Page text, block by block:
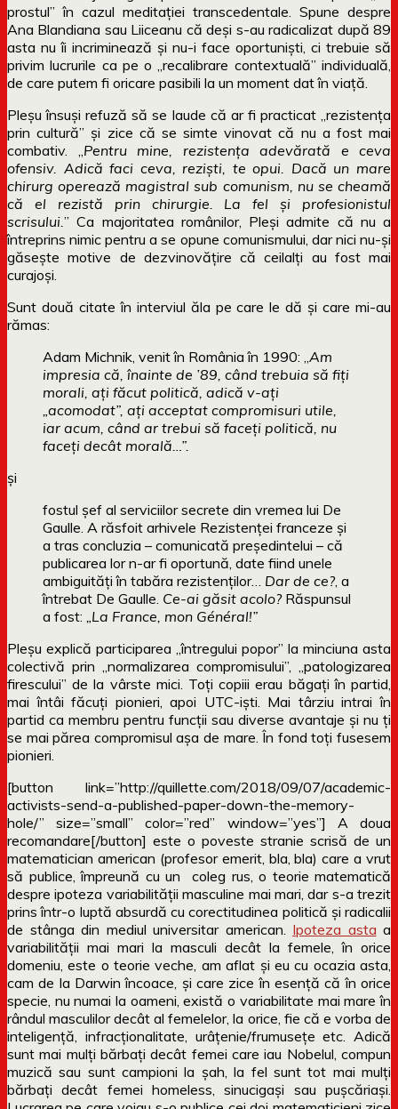
prostul” în cazul meditației transcedentale. Spune despre
Ana Blandiana sau Liiceanu că deși s-au radicalizat după 89
asta nu îi incriminează și nu-i face oportuniști, ci trebuie să
privim lucrurile ca pe o „recalibrare contextuală” individuală,
de care putem fi oricare pasibili la un moment dat în viață.
Pleșu însuși refuză să se laude că ar fi practicat „rezistența
prin cultură” și zice că se simte vinovat că nu a fost mai
combativ. „ Pentru mine, rezistența adevărată e ceva
ofensiv. Adică faci ceva, reziști, te opui. Dacă un mare
chirurg operează magistral sub comunism, nu se cheamă
că el rezistă prin chirurgie. La fel și profesionistul
scrisului. ” Ca majoritatea românilor, Pleși admite că nu a
întreprins nimic pentru a se opune comunismului, dar nici nu-și
găsește motive de dezvinovățire că ceilalți au fost mai
curajoși.
Sunt două citate în interviul ăla pe care le dă și care mi-au
rămas:
Adam Michnik, venit în România în 1990: „ Am
impresia că, înainte de ’89, când trebuia să fiți
morali, ați făcut politică, adică v-ați
„acomodat”, ați acceptat compromisuri utile,
iar acum, când ar trebui să faceți politică, nu
faceți decât morală…”.
și
fostul șef al serviciilor secrete din vremea lui De
Gaulle. A răsfoit arhivele Rezistenței franceze și
a tras concluzia – comunicată președintelui – că
publicarea lor n-ar fi oportună, date fiind unele
ambiguități în tabăra rezistenților… Dar de ce?, a
întrebat De Gaulle. Ce-ai găsit acolo?Răspunsul
a fost: „La France, mon Général!”
Pleșu explică participarea „întregului popor” la minciuna asta
colectivă prin „normalizarea compromisului”, „patologizarea
firescului” de la vârste mici. Toți copiii erau băgați în partid,
mai întâi făcuți pionieri, apoi UTC-iști. Mai târziu intrai în
partid ca membru pentru funcții sau diverse avantaje și nu ți
se mai părea compromisul așa de mare. În fond toți fusesem
pionieri.
[button link=”http://quillette.com/2018/09/07/academic-
activists-send-a-published-paper-down-the-memory-
hole/” size=”small” color=”red” window=”yes”] A doua
recomandare[/button] este o poveste stranie scrisă de un
matematician american (profesor emerit, bla, bla) care a vrut
să publice, împreună cu un coleg rus, o teorie matematică
despre ipoteza variabilității masculine mai mari, dar s-a trezit
prins într-o luptă absurdă cu corectitudinea politică și radicalii
de stânga din mediul universitar american. Ipoteza asta a
variabilității mai mari la masculi decât la femele, în orice
domeniu, este o teorie veche, am aflat și eu cu ocazia asta,
cam de la Darwin încoace, și care zice în esență că în orice
specie, nu numai la oameni, există o variabilitate mai mare în
rândul masculilor decât al femelelor, la orice, fie că e vorba de
inteligență, infracționalitate, urâțenie/frumusețe etc. Adică
sunt mai mulți bărbați decât femei care iau Nobelul, compun
muzică sau sunt campioni la șah, la fel sunt tot mai mulți
bărbați decât femei homeless, sinucigași sau pușcăriași.